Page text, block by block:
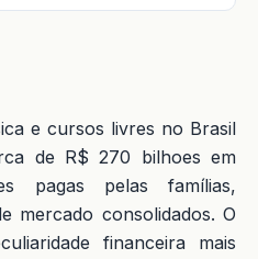
e cursos livres no Brasil
de R$ 270 bilhoes em
pagas pelas famílias,
mercado consolidados. O
financeira mais